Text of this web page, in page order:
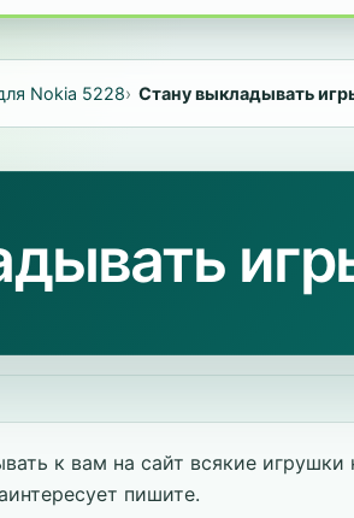
Nokia 5228 Стану выкладывать
к вам на сайт всякие
пишите.